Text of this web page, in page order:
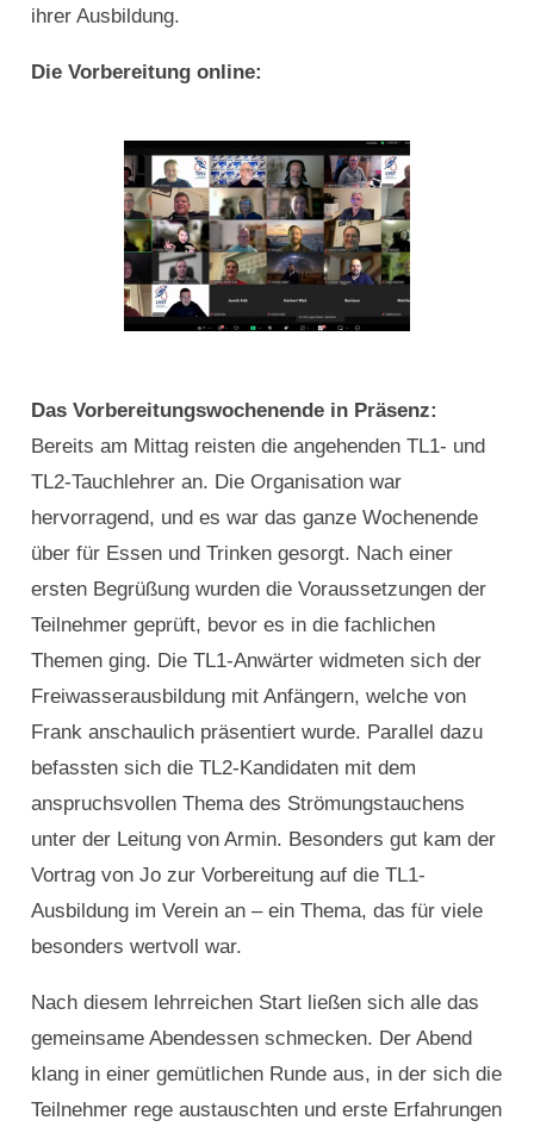
ihrer Ausbildung.
Die Vorbereitung online:
Das Vorbereitungswochenende in Präsenz:
Bereits am Mittag reisten die angehenden TL1- und
TL2-Tauchlehrer an. Die Organisation war
hervorragend, und es war das ganze Wochenende
über für Essen und Trinken gesorgt. Nach einer
ersten Begrüßung wurden die Voraussetzungen der
Teilnehmer geprüft, bevor es in die fachlichen
Themen ging. Die TL1-Anwärter widmeten sich der
Freiwasserausbildung mit Anfängern, welche von
Frank anschaulich präsentiert wurde. Parallel dazu
befassten sich die TL2-Kandidaten mit dem
anspruchsvollen Thema des Strömungstauchens
unter der Leitung von Armin. Besonders gut kam der
Vortrag von Jo zur Vorbereitung auf die TL1-
Ausbildung im Verein an – ein Thema, das für viele
besonders wertvoll war.
Nach diesem lehrreichen Start ließen sich alle das
gemeinsame Abendessen schmecken. Der Abend
klang in einer gemütlichen Runde aus, in der sich die
Teilnehmer rege austauschten und erste Erfahrungen